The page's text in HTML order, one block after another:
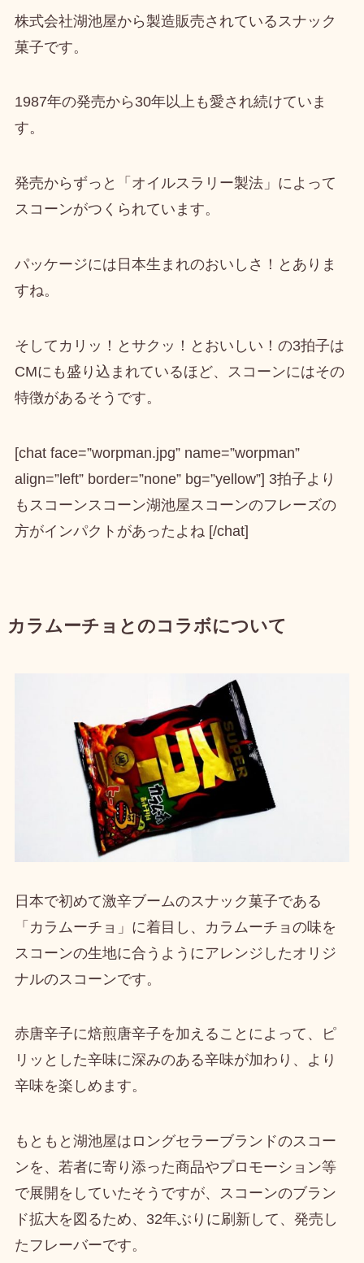
株式会社湖池屋から製造販売されているスナック
菓子です。
1987年の発売から30年以上も愛され続けていま
す。
発売からずっと「 オイルスラリー製法」によって
スコーンがつくられています。
パッケージには日本生まれのおいしさ！とありま
すね。
そして カリッ！とサクッ！とおいしい！の3拍子は
CMにも盛り込まれているほど、スコーンにはその
特徴があるそうです。
[chat face=”worpman.jpg” name=”worpman”
align=”left” border=”none” bg=”yellow”] 3拍子より
もスコーンスコーン湖池屋スコーンのフレーズの
方がインパクトがあったよね [/chat]
カラムーチョとのコラボについて
日本で初めて激辛ブームのスナック菓子である
「カラムーチョ」に着目し、
カラムーチョの味を
スコーンの生地に合うようにアレンジしたオリジ
ナルのスコーンです。
赤唐辛子に焙煎唐辛子を加えることによって、
ピ
リッとした辛味に深みのある辛味が加わり、より
辛味を楽しめます。
もともと湖池屋はロングセラーブランドのスコー
ンを、若者に寄り添った商品やプロモーション等
で展開をしていたそうですが、スコーンのブラン
ド拡大を図るため、 32年ぶりに刷新して、発売し
たフレーバーです。